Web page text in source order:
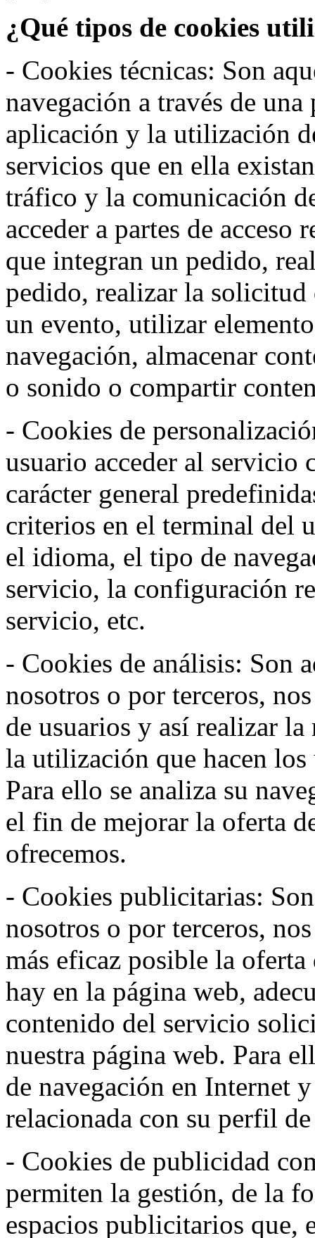
¿Qué tipos de cookies
- Cookies técnicas: Son
navegación a través de
aplicación y la utilización
servicios que en ella
tráfico y la comunicación
acceder a partes de
que integran un pedido,
pedido, realizar la
un evento, utilizar
navegación, almacenar
o sonido o compartir
- Cookies de
usuario acceder al servicio
carácter general
criterios en el terminal del
el idioma, el tipo de
servicio, la configuración
servicio, etc.
- Cookies de análisis: Son
nosotros o por terceros,
de usuarios y así realizar
la utilización que hacen
Para ello se analiza su
el fin de mejorar la oferta
ofrecemos.
- Cookies publicitarias:
nosotros o por terceros,
más eficaz posible la
hay en la página web,
contenido del servicio
nuestra página web. Para
de navegación en Internet
relacionada con su perfil
- Cookies de publicidad
permiten la gestión, de la
espacios publicitarios que,